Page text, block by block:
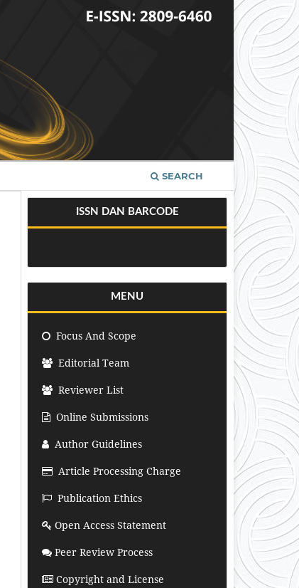
SEARCH
ISSN DAN BARCODE
MENU
Focus And Scope
Editorial Team
Reviewer List
Online Submissions
Author Guidelines
Article Processing Charge
Publication Ethics
Open Access Statement
Peer Review Process
Copyright and License